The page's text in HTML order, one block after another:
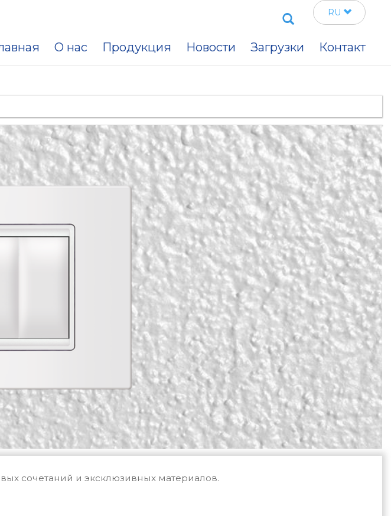
SearchRU
О нас Продукция Новости Загрузки Контакт
сочетаний и эксклюзивных материалов.